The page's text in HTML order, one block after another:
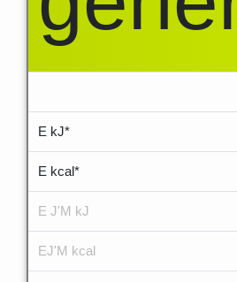
E kJ*
E kcal*
E J'M kJ
EJ'M kcal